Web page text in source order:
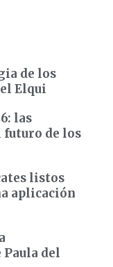
de los
Elqui
las
futuro de los
listos
aplicación
del